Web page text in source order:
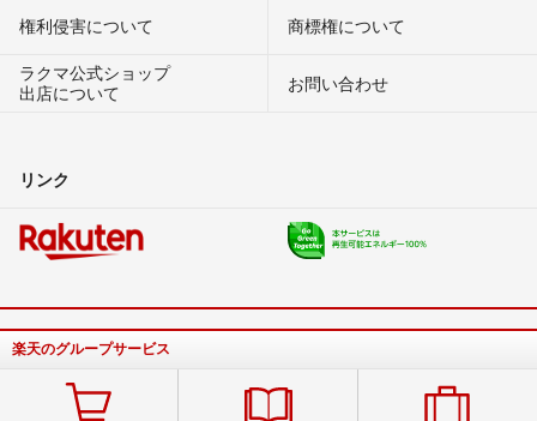
権利侵害について
商標権について
ラクマ公式ショップ
出店について
お問い合わせ
リンク
楽天のグループサービス